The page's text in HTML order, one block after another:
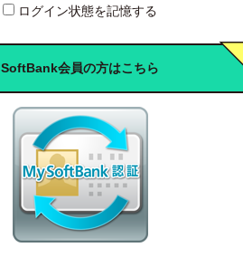
ログイン状態を記憶する
SoftBank会員の方はこちら